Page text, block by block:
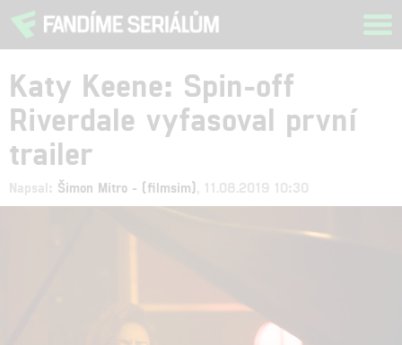
Katy Keene: Spin-off
Riverdale vyfasoval první
trailer
Napsal: Šimon Mitro - (filmsim) , 11.08.2019 10:30